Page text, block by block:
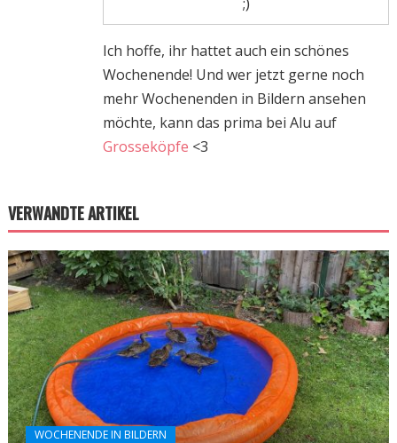
Ich hoffe, ihr hattet auch ein schönes
Wochenende! Und wer jetzt gerne noch
mehr Wochenenden in Bildern ansehen
möchte, kann das prima bei Alu auf
Grosseköpfe <3
VERWANDTE ARTIKEL
WOCHENENDE IN BILDERN